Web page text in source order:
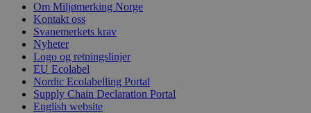
Om Miljømerking Norge
Kontakt oss
Svanemerkets krav
Nyheter
Logo og retningslinjer
EU Ecolabel
Nordic Ecolabelling Portal
Supply Chain Declaration Portal
English website